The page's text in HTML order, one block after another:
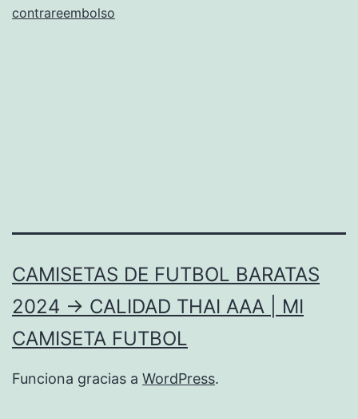
contrareembolso
CAMISETAS DE FUTBOL BARATAS
2024 → CALIDAD THAI AAA | MI
CAMISETA FUTBOL
Funciona gracias a WordPress.